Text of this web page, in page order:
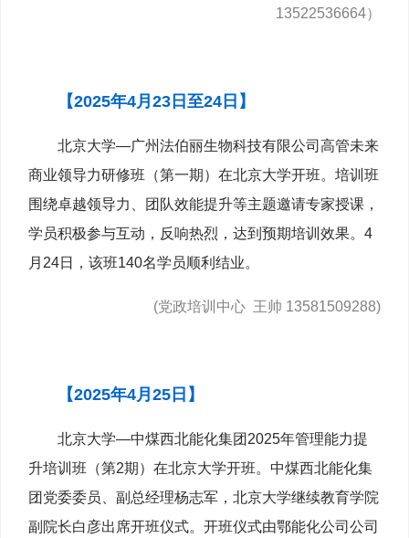
13522536664）
【2025年4月23日至24日】
北京大学—广州法伯丽生物科技有限公司高管未来
商业领导力研修班（第一期）在北京大学开班。培训班
围绕卓越领导力、团队效能提升等主题邀请专家授课，
学员积极参与互动，反响热烈，达到预期培训效果。4
月24日，该班140名学员顺利结业。
(党政培训中心 王帅 13581509288)
【2025年4月25日】
北京大学—中煤西北能化集团2025年管理能力提
升培训班（第2期）在北京大学开班。中煤西北能化集
团党委委员、副总经理杨志军，北京大学继续教育学院
副院长白彦出席开班仪式。开班仪式由鄂能化公司公司